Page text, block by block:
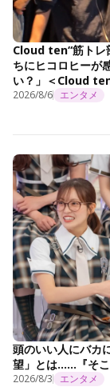
Cloud ten“筋トレ
ちにヒコロヒーが
い？」＜Cloud
2026/8/6 エンタメ
頭のいい人にバカ
望」とは……『そ
2026/8/3 エンタメ